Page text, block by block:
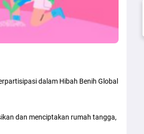
dalam Hibah Benih Global
dan menciptakan rumah tangga,